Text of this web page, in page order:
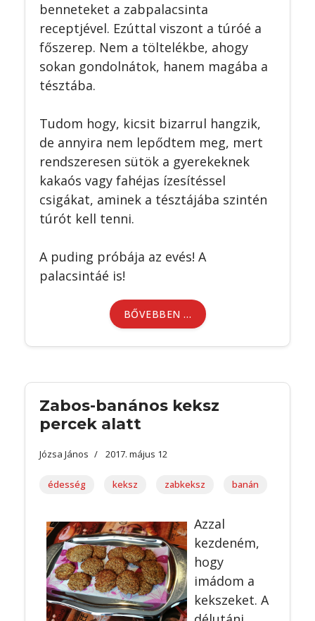
benneteket a zabpalacsinta
receptjével. Ezúttal viszont a túróé a
főszerep. Nem a töltelékbe, ahogy
sokan gondolnátok, hanem magába a
tésztába.
Tudom hogy, kicsit bizarrul hangzik,
de annyira nem lepődtem meg, mert
rendszeresen sütök a gyerekeknek
kakaós vagy fahéjas ízesítéssel
csigákat, aminek a tésztájába szintén
túrót kell tenni.
A puding próbája az evés! A
palacsintáé is!
BŐVEBBEN …
Zabos-banános keksz
percek alatt
Józsa János 2017. május 12
édesség keksz zabkeksz banán
Azzal
kezdeném,
hogy
imádom a
kekszeket. A